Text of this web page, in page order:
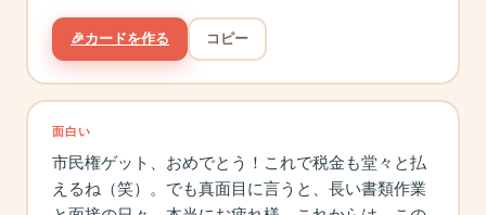
🎉カードを作る コピー
面白い
市民権ゲット、おめでとう！これで税金も堂々と払
えるね（笑）。でも真面目に言うと、長い書類作業